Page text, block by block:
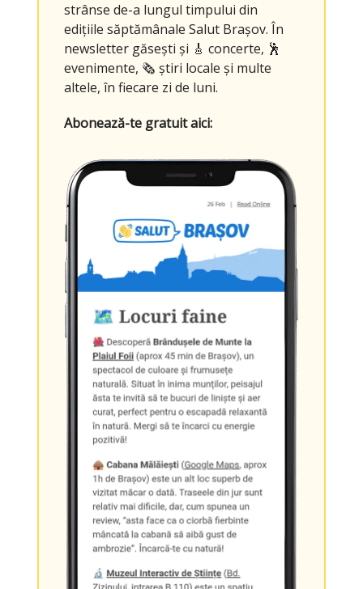
strânse de-a lungul timpului din
edițiile săptămânale Salut Brașov. În
newsletter găsești și 🎸 concerte, 🕺
evenimente, 🗞️ știri locale și multe
altele, în fiecare zi de luni.
Abonează-te gratuit aici: